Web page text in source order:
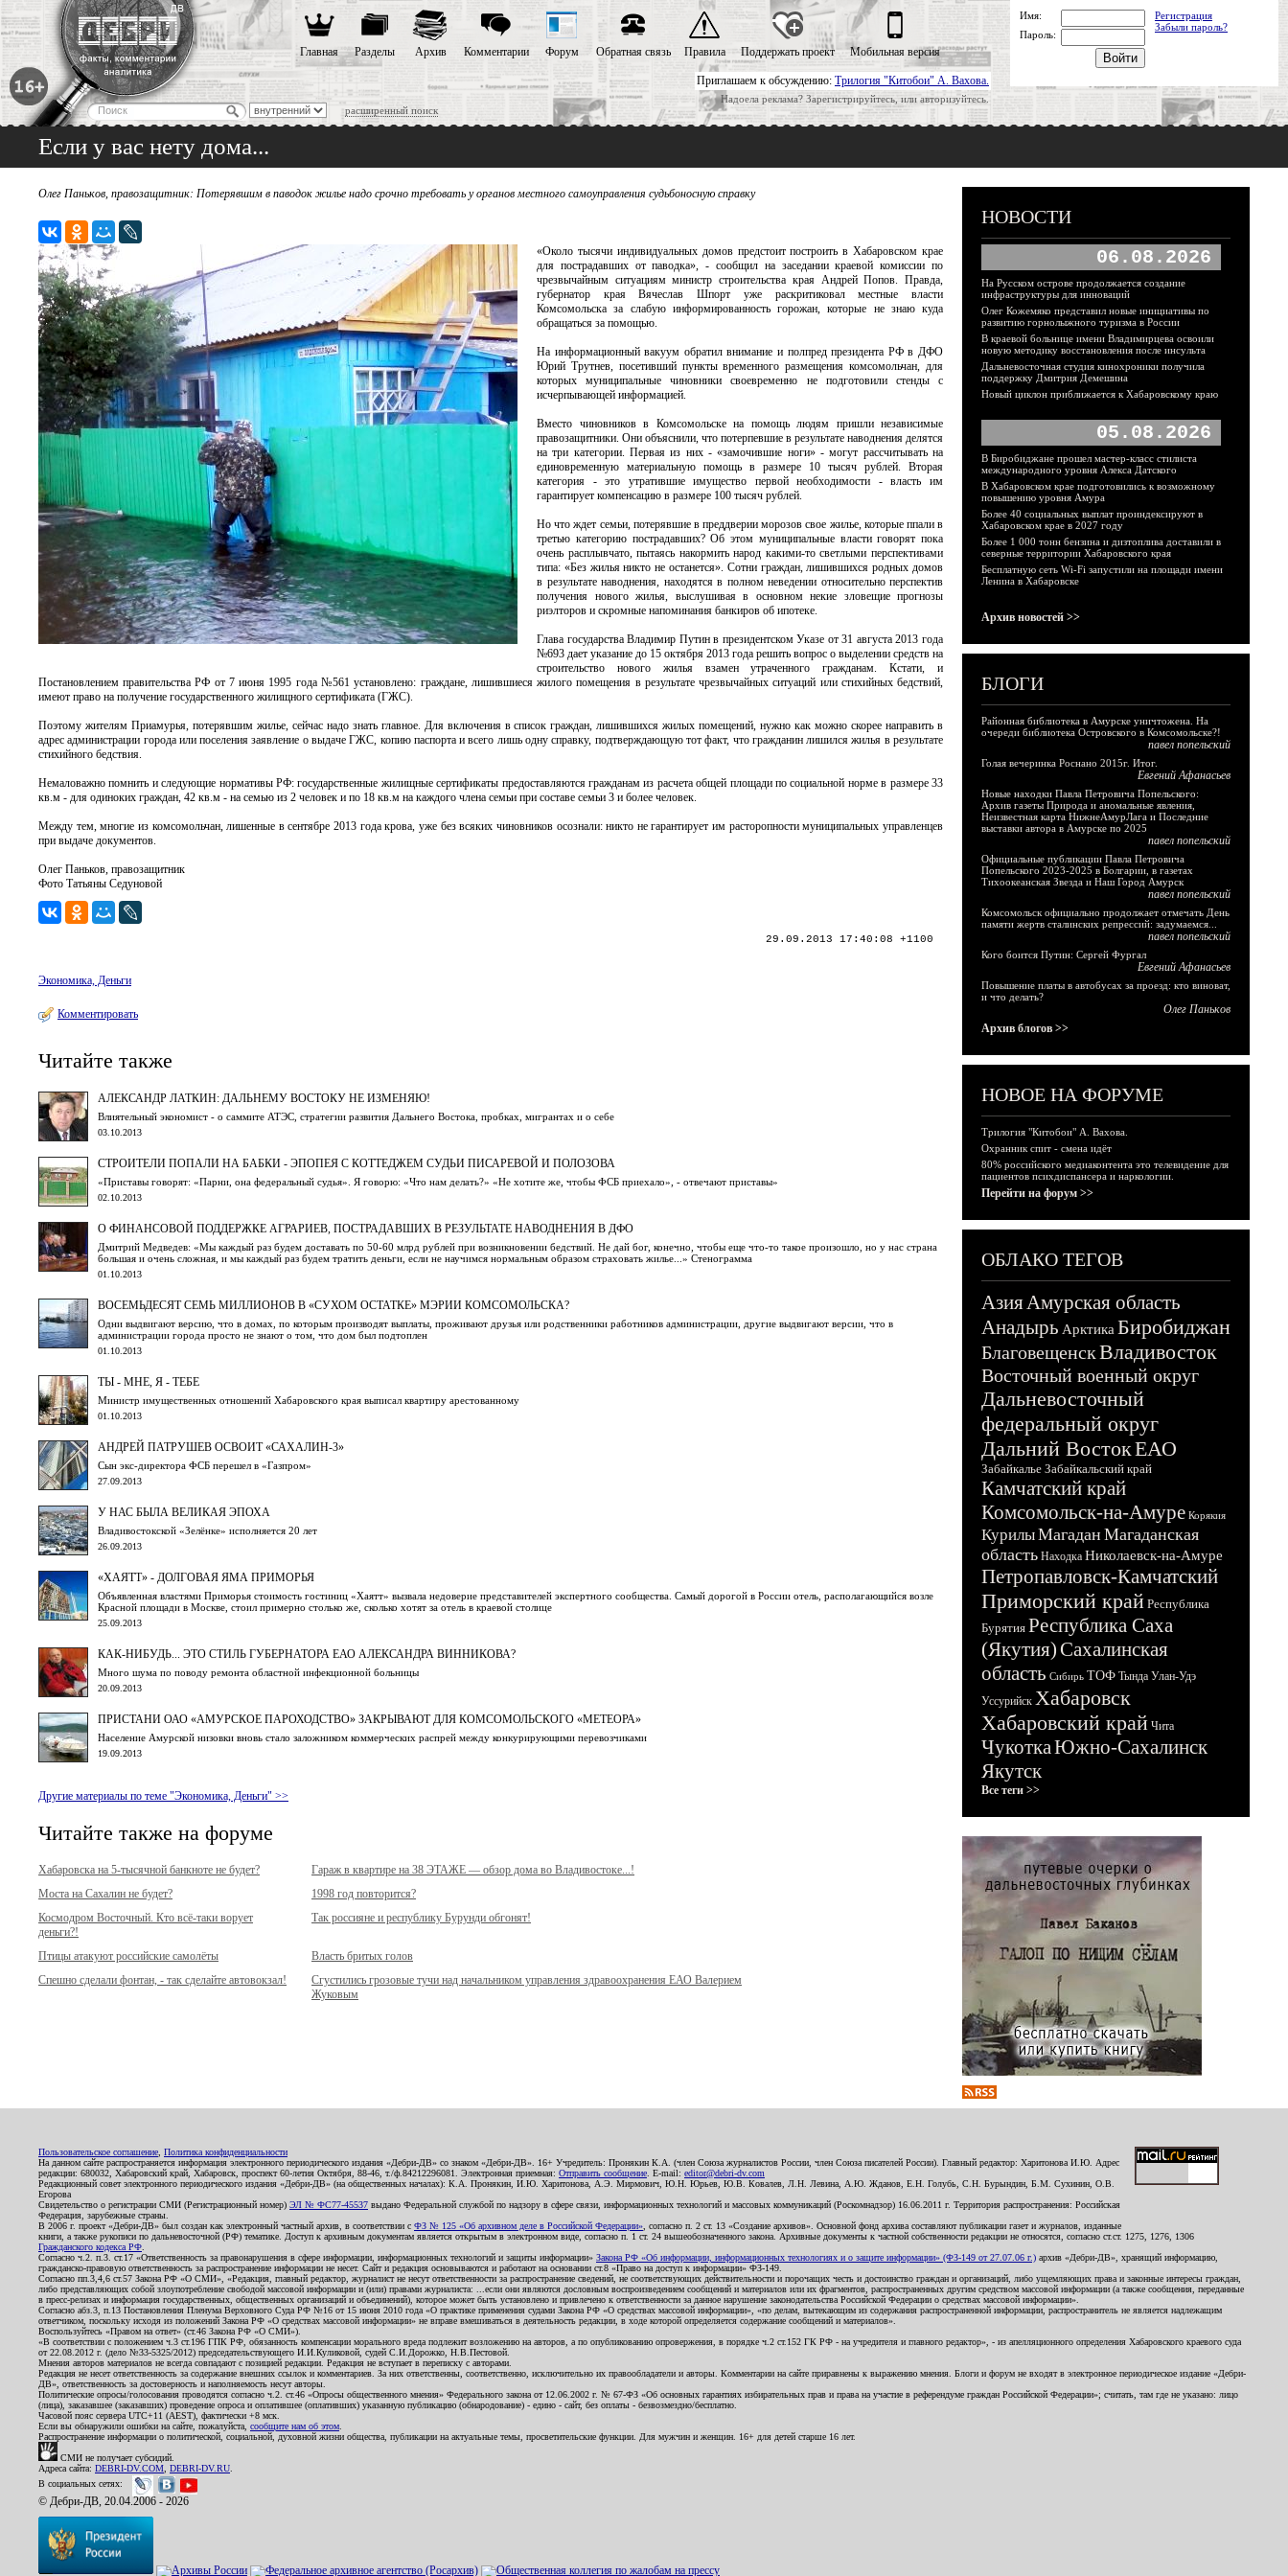
Приглашаем к обсуждению: Трилогия "Китобои" А. Вахова.
Надоела реклама? Зарегистрируйтесь, или авторизуйтесь.
расширенный поиск
Главная Разделы Архив Комментарии Форум Обратная связь Правила Поддержать проект Мобильная версия
Имя:
Регистрация
Забыли пароль?
Пароль:
Если у вас нету дома...
Олег Паньков, правозащитник: Потерявшим в паводок жилье надо срочно требовать у органов местного самоуправления судьбоносную справку
«Около тысячи индивидуальных домов предстоит построить в Хабаровском крае
для пострадавших от паводка», - сообщил на заседании краевой комиссии по
чрезвычайным ситуациям министр строительства края Андрей Попов. Правда,
губернатор края Вячеслав Шпорт уже раскритиковал местные власти
Комсомольска за слабую информированность горожан, которые не знаю куда
обращаться за помощью.
На информационный вакуум обратил внимание и полпред президента РФ в ДФО
Юрий Трутнев, посетивший пункты временного размещения комсомольчан, для
которых муниципальные чиновники своевременно не подготовили стенды с
исчерпывающей информацией.
Вместо чиновников в Комсомольске на помощь людям пришли независимые
правозащитники. Они объяснили, что потерпевшие в результате наводнения делятся
на три категории. Первая из них - «замочившие ноги» - могут рассчитывать на
единовременную материальную помощь в размере 10 тысяч рублей. Вторая
категория - это утратившие имущество первой необходимости - власть им
гарантирует компенсацию в размере 100 тысяч рублей.
Но что ждет семьи, потерявшие в преддверии морозов свое жилье, которые ппали в
третью категорию пострадавших? Об этом муниципальные власти говорят пока
очень расплывчато, пытаясь накормить народ какими-то светлыми перспективами
типа: «Без жилья никто не останется». Сотни граждан, лишившихся родных домов
в результате наводнения, находятся в полном неведении относительно перспектив
получения нового жилья, выслушивая в основном некие зловещие прогнозы
риэлторов и скромные напоминания банкиров об ипотеке.
Глава государства Владимир Путин в президентском Указе от 31 августа 2013 года
№693 дает указание до 15 октября 2013 года решить вопрос о выделении средств на
строительство нового жилья взамен утраченного гражданам. Кстати, и
Постановлением правительства РФ от 7 июня 1995 года №561 установлено: граждане, лишившиеся жилого помещения в результате чрезвычайных ситуаций или стихийных бедствий,
имеют право на получение государственного жилищного сертификата (ГЖС).
Поэтому жителям Приамурья, потерявшим жилье, сейчас надо знать главное. Для включения в список граждан, лишившихся жилых помещений, нужно как можно скорее направить в
адрес администрации города или поселения заявление о выдаче ГЖС, копию паспорта и всего лишь одну справку, подтверждающую тот факт, что гражданин лишился жилья в результате
стихийного бедствия.
Немаловажно помнить и следующие нормативы РФ: государственные жилищные сертификаты предоставляются гражданам из расчета общей площади по социальной норме в размере 33
кв.м - для одиноких граждан, 42 кв.м - на семью из 2 человек и по 18 кв.м на каждого члена семьи при составе семьи 3 и более человек.
Между тем, многие из комсомольчан, лишенные в сентябре 2013 года крова, уже без всяких чиновников осознали: никто не гарантирует им расторопности муниципальных управленцев
при выдаче документов.
Олег Паньков, правозащитник
Фото Татьяны Седуновой
29.09.2013 17:40:08 +1100
Экономика, Деньги
Комментировать
Читайте также
АЛЕКСАНДР ЛАТКИН: ДАЛЬНЕМУ ВОСТОКУ НЕ ИЗМЕНЯЮ!
Влиятельный экономист - о саммите АТЭС, стратегии развития Дальнего Востока, пробках, мигрантах и о себе
03.10.2013
СТРОИТЕЛИ ПОПАЛИ НА БАБКИ - ЭПОПЕЯ С КОТТЕДЖЕМ СУДЬИ ПИСАРЕВОЙ И ПОЛОЗОВА
«Приставы говорят: «Парни, она федеральный судья». Я говорю: «Что нам делать?» «Не хотите же, чтобы ФСБ приехало», - отвечают приставы»
02.10.2013
О ФИНАНСОВОЙ ПОДДЕРЖКЕ АГРАРИЕВ, ПОСТРАДАВШИХ В РЕЗУЛЬТАТЕ НАВОДНЕНИЯ В ДФО
Дмитрий Медведев: «Мы каждый раз будем доставать по 50-60 млрд рублей при возникновении бедствий. Не дай бог, конечно, чтобы еще что-то такое произошло, но у нас страна
большая и очень сложная, и мы каждый раз будем тратить деньги, если не научимся нормальным образом страховать жилье...» Стенограмма
01.10.2013
ВОСЕМЬДЕСЯТ СЕМЬ МИЛЛИОНОВ В «СУХОМ ОСТАТКЕ» МЭРИИ КОМСОМОЛЬСКА?
Одни выдвигают версию, что в домах, по которым производят выплаты, проживают друзья или родственники работников администрации, другие выдвигают версии, что в
администрации города просто не знают о том, что дом был подтоплен
01.10.2013
ТЫ - МНЕ, Я - ТЕБЕ
Министр имущественных отношений Хабаровского края выписал квартиру арестованному
01.10.2013
АНДРЕЙ ПАТРУШЕВ ОСВОИТ «САХАЛИН-3»
Сын экс-директора ФСБ перешел в «Газпром»
27.09.2013
У НАС БЫЛА ВЕЛИКАЯ ЭПОХА
Владивостокской «Зелёнке» исполняется 20 лет
26.09.2013
«ХАЯТТ» - ДОЛГОВАЯ ЯМА ПРИМОРЬЯ
Объявленная властями Приморья стоимость гостиниц «Хаятт» вызвала недоверие представителей экспертного сообщества. Самый дорогой в России отель, располагающийся возле
Красной площади в Москве, стоил примерно столько же, сколько хотят за отель в краевой столице
25.09.2013
КАК-НИБУДЬ... ЭТО СТИЛЬ ГУБЕРНАТОРА ЕАО АЛЕКСАНДРА ВИННИКОВА?
Много шума по поводу ремонта областной инфекционной больницы
20.09.2013
ПРИСТАНИ ОАО «АМУРСКОЕ ПАРОХОДСТВО» ЗАКРЫВАЮТ ДЛЯ КОМСОМОЛЬСКОГО «МЕТЕОРА»
Население Амурской низовки вновь стало заложником коммерческих распрей между конкурирующими перевозчиками
19.09.2013
Другие материалы по теме "Экономика, Деньги" >>
Читайте также на форуме
Хабаровска на 5-тысячной банкноте не будет?
Гараж в квартире на 38 ЭТАЖЕ — обзор дома во Владивостоке...!
Моста на Сахалин не будет?
1998 год повторится?
Космодром Восточный. Кто всё-таки ворует
деньги?!
Так россияне и республику Бурунди обгонят!
Птицы атакуют российские самолёты
Власть бритых голов
Спешно сделали фонтан, - так сделайте автовокзал!
Сгустились грозовые тучи над начальником управления здравоохранения ЕАО Валерием
Жуковым
НОВОСТИ
06.08.2026
На Русском острове продолжается создание
инфраструктуры для инноваций
Олег Кожемяко представил новые инициативы по
развитию горнолыжного туризма в России
В краевой больнице имени Владимирцева освоили
новую методику восстановления после инсульта
Дальневосточная студия кинохроники получила
поддержку Дмитрия Демешина
Новый циклон приближается к Хабаровскому краю
05.08.2026
В Биробиджане прошел мастер-класс стилиста
международного уровня Алекса Датского
В Хабаровском крае подготовились к возможному
повышению уровня Амура
Более 40 социальных выплат проиндексируют в
Хабаровском крае в 2027 году
Более 1 000 тонн бензина и дизтоплива доставили в
северные территории Хабаровского края
Бесплатную сеть Wi-Fi запустили на площади имени
Ленина в Хабаровске
Архив новостей >>
БЛОГИ
Районная библиотека в Амурске уничтожена. На
очереди библиотека Островского в Комсомольске?!
павел попельский
Голая вечеринка Роснано 2015г. Итог.
Евгений Афанасьев
Новые находки Павла Петровича Попельского:
Архив газеты Природа и аномальные явления,
Неизвестная карта НижнеАмурЛага и Последние
выставки автора в Амурске по 2025
павел попельский
Официальные публикации Павла Петровича
Попельского 2023-2025 в Болгарии, в газетах
Тихоокеанская Звезда и Наш Город Амурск
павел попельский
Комсомольск официально продолжает отмечать День
памяти жертв сталинских репрессий: задумаемся...
павел попельский
Кого боится Путин: Сергей Фургал
Евгений Афанасьев
Повышение платы в автобусах за проезд: кто виноват,
и что делать?
Олег Паньков
Архив блогов >>
НОВОЕ НА ФОРУМЕ
Трилогия "Китобои" А. Вахова.
Охранник спит - смена идёт
80% российского медиаконтента это телевидение для
пациентов психдиспансера и наркологии.
Перейти на форум >>
ОБЛАКО ТЕГОВ
АзияАмурская область
Анадырь Арктика Биробиджан
БлаговещенскВладивосток
Восточный военный округ
Дальневосточный
федеральный округ
Дальний ВостокЕАО
Забайкалье Забайкальский край
Камчатский край
Комсомольск-на-Амуре Корякия
КурилыМагадан Магаданская
область Находка Николаевск-на-Амуре
Петропавловск-Камчатский
Приморский край Республика
Бурятия Республика Саха
(Якутия)Сахалинская
область Сибирь ТОФ Тында Улан-Удэ
Уссурийск Хабаровск
Хабаровский край Чита
ЧукоткаЮжно-Сахалинск
Якутск
Все теги >>
Пользовательское соглашение Политика конфиденциальности
На данном сайте распространяется информация электронного периодического издания «Дебри-ДВ» со знаком «Дебри-ДВ». 16+ Учредитель: Пронякин К.А. (член Союза журналистов России, член Союза писателей России). Главный редактор: Харитонова И.Ю. Адрес
редакции: 680032, Хабаровский край, Хабаровск, проспект 60-летия Октября, 88-46, т./ф.84212296081. Электронная приемная: Отправить сообщение . E-mail: editor@debri-dv.com
Редакционный совет электронного периодического издания «Дебри-ДВ» (на общественных началах): К.А. Пронякин, И.Ю. Харитонова, А.Э. Мирмович, Ю.Н. Юрьев, Ю.В. Ковалев, Л.Н. Левина, А.Ю. Жданов, Е.Н. Голубь, С.Н. Бурындин, Б.М. Сухинин, О.В.
Егорова
Свидетельство о регистрации СМИ (Регистрационный номер) ЭЛ № ФС77-45537 выдано Федеральной службой по надзору в сфере связи, информационных технологий и массовых коммуникаций (Роскомнадзор) 16.06.2011 г. Территория распространения: Российская
Федерация, зарубежные страны.
В 2006 г. проект «Дебри-ДВ» был создан как электронный частный архив, в соответствии с ФЗ № 125 «Об архивном деле в Российской Федерации» , согласно п. 2 ст. 13 «Создание архивов». Основной фонд архива составляют публикации газет и журналов, изданные
книги, а также рукописи по дальневосточной (РФ) тематике. Доступ к архивным документам является открытым в электронном виде, согласно п. 1 ст. 24 вышеобозначенного закона. Архивные документы к частной собственности редакции не относятся, согласно ст.ст. 1275, 1276, 1306
Гражданского кодекса РФ
Согласно ч.2. п.3. ст.17 «Ответственность за правонарушения в сфере информации, информационных технологий и защиты информации» Закона РФ «Об информации, информационных технологиях и о защите информации» (ФЗ-149 от 27.07.06 г.) архив «Дебри-ДВ», хранящий информацию,
гражданско-правовую ответственность за распространение информации не несет. Сайт и редакция основываются и работают на основании ст.8 «Право на доступ к информации» ФЗ-149.
Согласно пп.3,4,6 ст.57 Закона РФ «О СМИ», «Редакция, главный редактор, журналист не несут ответственности за распространение сведений, не соответствующих действительности и порочащих честь и достоинство граждан и организаций, либо ущемляющих права и законные интересы граждан,
либо представляющих собой злоупотребление свободой массовой информации и (или) правами журналиста: ...если они являются дословным воспроизведением сообщений и материалов или их фрагментов, распространенных другим средством массовой информации (а также сообщения, переданные
в пресс-релизах и информация государственных, общественных организаций и объединений), которое может быть установлено и привлечено к ответственности за данное нарушение законодательства Российской Федерации о средствах массовой информации».
Согласно абз.3, п.13 Постановления Пленума Верховного Суда РФ №16 от 15 июня 2010 года «О практике применения судами Закона РФ «О средствах массовой информации», «по делам, вытекающим из содержания распространенной информации, распространитель не является надлежащим
ответчиком, поскольку исходя из положений Закона РФ «О средствах массовой информации» не вправе вмешиваться в деятельность редакции, в ходе которой определяется содержание сообщений и материалов».
Воспользуйтесь «Правом на ответ» (ст.46 Закона РФ «О СМИ»).
«В соответствии с положением ч.3 ст.196 ГПК РФ, обязанность компенсации морального вреда подлежит возложению на авторов, а по опубликованию опровержения, в порядке ч.2 ст.152 ГК РФ - на учредителя и главного редактор», - из апелляционного определения Хабаровского краевого суда
от 22.08.2012 г. (дело №33-5325/2012) председательствующего И.И.Куликовой, судей С.И.Дорожко, Н.В.Пестовой.
Мнения авторов материалов не всегда совпадают с позицией редакции. Редакция не вступает в переписку с авторами.
Редакция не несет ответственность за содержание внешних ссылок и комментариев. За них ответственны, соответственно, исключительно их правообладатели и авторы. Комментарии на сайте приравнены к выражению мнения. Блоги и форум не входят в электронное периодическое издание «Дебри-
ДВ», ответственность за достоверность и наполняемость несут авторы.
Политические опросы/голосования проводятся согласно ч.2. ст.46 «Опросы общественного мнения» Федерального закона от 12.06.2002 г. № 67-ФЗ «Об основных гарантиях избирательных прав и права на участие в референдуме граждан Российской Федерации»; считать, там где не указано: лицо
(лица), заказавшее (заказавших) проведение опроса и оплатившее (оплативших) указанную публикацию (обнародование) - едино - сайт, без оплаты - безвозмездно/бесплатно.
Часовой пояс сервера UTC+11 (AEST), фактически +8 мск.
Если вы обнаружили ошибки на сайте, пожалуйста, сообщите нам об этом
Распространение информации о политической, социальной, духовной жизни общества, публикации на актуальные темы, просветительские функции. Для мужчин и женщин. 16+ для детей старше 16 лет.
СМИ не получает субсидий.
Адреса сайта: DEBRI-DV.COM DEBRI-DV.RU
В социальных сетях:
© Дебри-ДВ, 20.04.2006 - 2026